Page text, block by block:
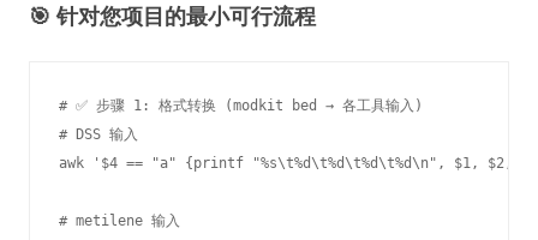
🎯 针对您项目的最小可行流程
# ✅ 步骤 1: 格式转换 (modkit bed → 各工具输入)
# DSS 输入
awk '$4 == "a" {printf "%s\t%d\t%d\t%d\t%d\n", $1, $2, $3,
# metilene 输入